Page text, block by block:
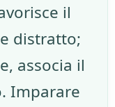
il
distratto;
associa il
Imparare